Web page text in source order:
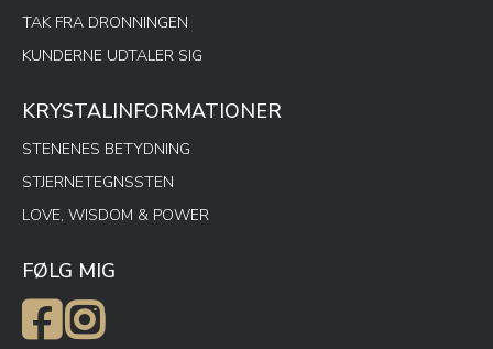
TAK FRA DRONNINGEN
KUNDERNE UDTALER SIG
KRYSTALINFORMATIONER
STENENES BETYDNING
STJERNETEGNSSTEN
LOVE, WISDOM & POWER
FØLG MIG